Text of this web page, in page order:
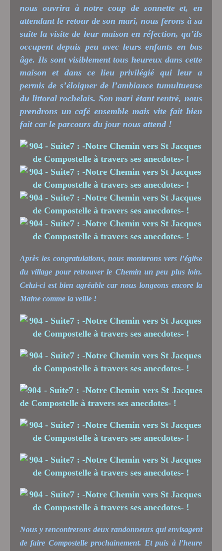
nous ouvrira à notre coup de sonnette et, en
attendant le retour de son mari, nous ferons à sa
suite la visite de leur maison en réfection, qu’ils
occupent depuis peu avec leurs enfants en bas
âge. Ils sont visiblement tous heureux dans cette
maison et dans ce lieu privilégié qui leur a
permis de s’éloigner de l’ambiance tumultueuse
du littoral rochelais. Son mari étant rentré, nous
prendrons un café ensemble mais vite fait bien
fait car le parcours du jour nous attend !
Après les congratulations, nous monterons vers l’église
du village pour retrouver le Chemin un peu plus loin.
Celui-ci est bien agréable car nous longeons encore la
Maine comme la veille !
Nous y rencontrerons deux randonneurs qui envisagent
de faire Compostelle prochainement. Et puis à l’heure